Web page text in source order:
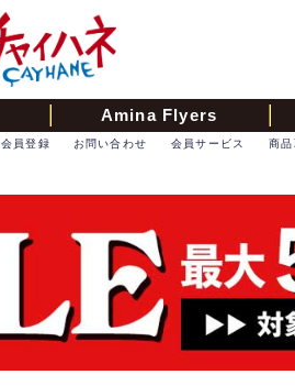
Amina Flyers
商
会員サービス
お問い合わせ
会員登録